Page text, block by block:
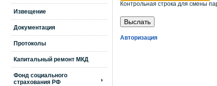
Извещение
Документация
Протоколы
Капитальный ремонт МКД
Фонд социального
страхования РФ
Контрольная строка для смены
Авторизация